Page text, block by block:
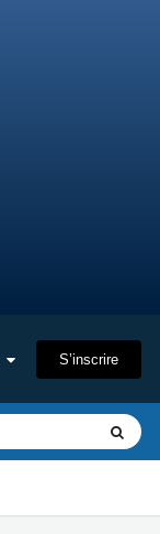
S’inscrire